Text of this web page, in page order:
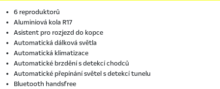
6 reproduktorů
Aluminiová kola R17
Asistent pro rozjezd do kopce
Automatická dálková světla
Automatická klimatizace
Automatické brzdění s detekcí chodců
Automatické přepínání světel s detekcí tunelu
Bluetooth handsfree